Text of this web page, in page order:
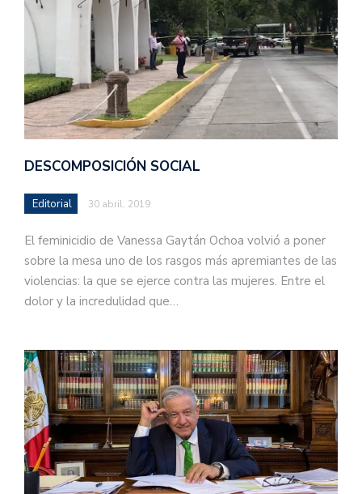
DESCOMPOSICIÓN SOCIAL
Editorial 30 abril, 2019
El feminicidio de Vanessa Gaytán Ochoa volvió a poner
sobre la mesa uno de los rasgos más apremiantes de las
violencias: la que se ejerce contra las mujeres. Entre el
dolor y la incredulidad que…